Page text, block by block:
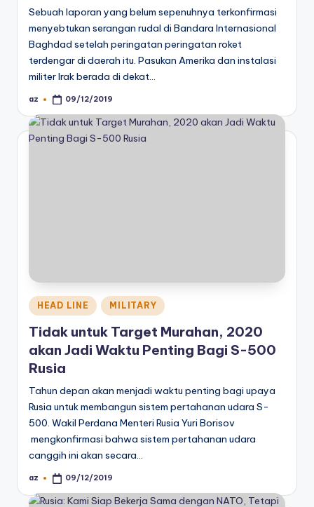
Sebuah laporan yang belum sepenuhnya terkonfirmasi
menyebtukan serangan rudal di Bandara Internasional
Baghdad setelah peringatan peringatan roket
terdengar di daerah itu. Pasukan Amerika dan instalasi
militer Irak berada di dekat…
Posted
az 09/12/2019
Posted
in
HEAD LINE MILITARY
Tidak untuk Target Murahan, 2020
akan Jadi Waktu Penting Bagi S-500
Rusia
Tahun depan akan menjadi waktu penting bagi upaya
Rusia untuk membangun sistem pertahanan udara S-
500. Wakil Perdana Menteri Rusia Yuri Borisov
mengkonfirmasi bahwa sistem pertahanan udara
canggih ini akan secara…
Posted
az 09/12/2019